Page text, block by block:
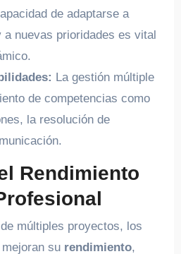
de adaptarse a
nuevas prioridades es vital
La gestión múltiple
de competencias como
la resolución de
Rendimiento
múltiples proyectos, los
su rendimiento,